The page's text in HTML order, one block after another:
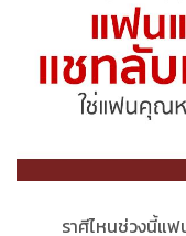
ราศีไหนช่วงนี้แ